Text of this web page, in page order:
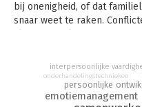
bij onenigheid, of dat
snaar weet te raken.
In Hoe je met iedereen
en drs. Jim Guin hun
inzichten uit de
emotiemanagement
persoonlijke
onderhandelingstechnieken
interpersoonlijke